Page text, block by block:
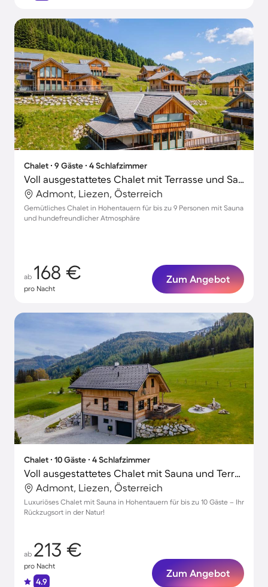
Chalet ∙ 9 Gäste ∙ 4 Schlafzimmer
Voll ausgestattetes Chalet mit Terrasse und Sauna | Skifahren in der Nähe | Haustiere erlaubt
Admont, Liezen, Österreich
Gemütliches Chalet in Hohentauern für bis zu 9 Personen mit Sauna
und hundefreundlicher Atmosphäre
ab 168 €
pro Nacht
Zum Angebot
Chalet ∙ 10 Gäste ∙ 4 Schlafzimmer
Voll ausgestattetes Chalet mit Sauna und Terrasse | Skifahren in der Nähe
Admont, Liezen, Österreich
Luxuriöses Chalet mit Sauna in Hohentauern für bis zu 10 Gäste – Ihr
Rückzugsort in der Natur!
ab 213 €
pro Nacht
4.9
Zum Angebot